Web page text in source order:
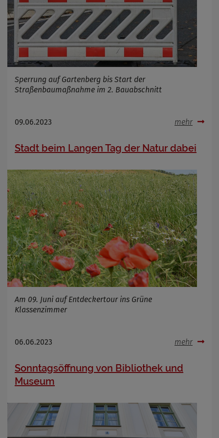
Sperrung auf Gartenberg bis Start der
Straßenbaumaßnahme im 2. Bauabschnitt
09.06.2023 mehr
Stadt beim Langen Tag der Natur dabei
Am 09. Juni auf Entdeckertour ins Grüne
Klassenzimmer
06.06.2023 mehr
Sonntagsöffnung von Bibliothek und
Museum
Name
Cookies die bei der Verwendung von
OpenWeatherAPI gesetzt werden
Anbieter
Cookie Name